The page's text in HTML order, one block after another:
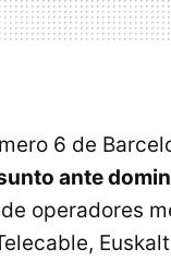
6 de
ante
operadores